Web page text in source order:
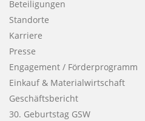
Beteiligungen
Standorte
Karriere
Presse
Engagement / Förderprogramm
Einkauf & Materialwirtschaft
Geschäftsbericht
30. Geburtstag GSW